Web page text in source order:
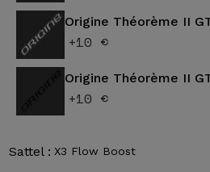
Origine Théorème II
+10 €
Origine Théorème II
+10 €
Sattel : X3 Flow Boost